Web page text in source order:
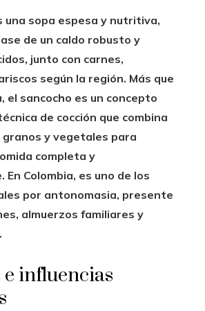
una sopa espesa y nutritiva,
de un caldo robusto y
junto con carnes,
según la región. Más que
el sancocho es un concepto
de cocción que combina
granos y vegetales para
completa y
Colombia, es uno de los
por antonomasia, presente
almuerzos familiares y
e influencias